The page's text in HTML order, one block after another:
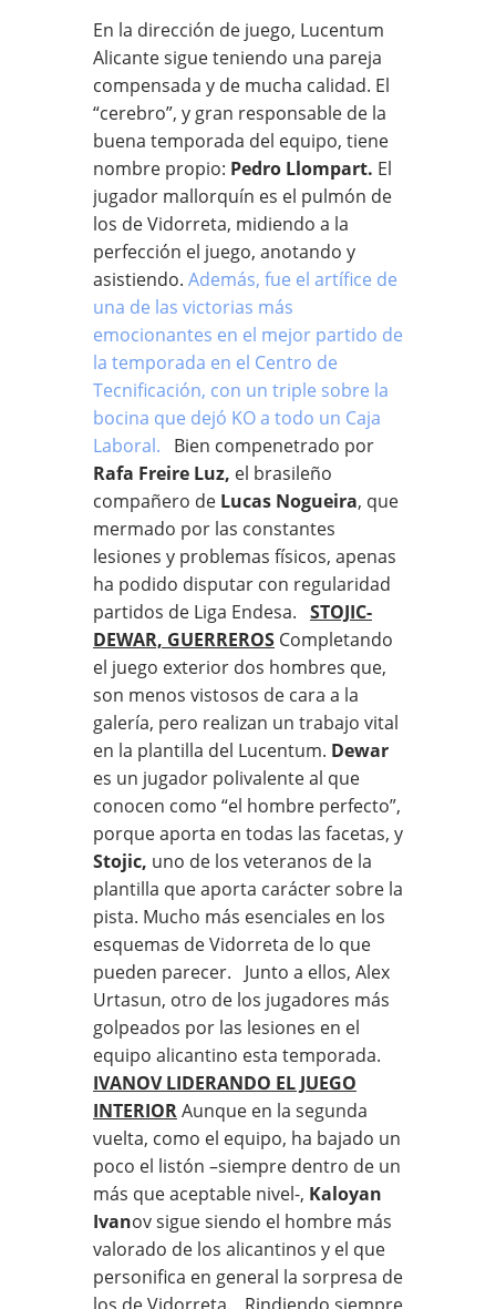
En la dirección de juego, Lucentum
Alicante sigue teniendo una pareja
compensada y de mucha calidad. El
“cerebro”, y gran responsable de la
buena temporada del equipo, tiene
nombre propio: Pedro Llompart. El
jugador mallorquín es el pulmón de
los de Vidorreta, midiendo a la
perfección el juego, anotando y
asistiendo. Además, fue el artífice de
una de las victorias más
emocionantes en el mejor partido de
la temporada en el Centro de
Tecnificación, con un triple sobre la
bocina que dejó KO a todo un Caja
Laboral.
Bien compenetrado por
Rafa Freire Luz, el brasileño
compañero de Lucas Nogueira, que
mermado por las constantes
lesiones y problemas físicos, apenas
ha podido disputar con regularidad
partidos de Liga Endesa. STOJIC-
DEWAR, GUERREROS Completando
el juego exterior dos hombres que,
son menos vistosos de cara a la
galería, pero realizan un trabajo vital
en la plantilla del Lucentum. Dewar
es un jugador polivalente al que
conocen como “el hombre perfecto”,
porque aporta en todas las facetas, y
Stojic, uno de los veteranos de la
plantilla que aporta carácter sobre la
pista. Mucho más esenciales en los
esquemas de Vidorreta de lo que
pueden parecer. Junto a ellos, Alex
Urtasun, otro de los jugadores más
golpeados por las lesiones en el
equipo alicantino esta temporada.
IVANOV LIDERANDO EL JUEGO
INTERIORAunque en la segunda
vuelta, como el equipo, ha bajado un
poco el listón –siempre dentro de un
más que aceptable nivel-, Kaloyan
Ivanov sigue siendo el hombre más
valorado de los alicantinos y el que
personifica en general la sorpresa de